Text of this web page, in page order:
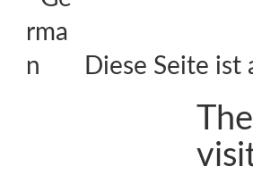
Diese Seite